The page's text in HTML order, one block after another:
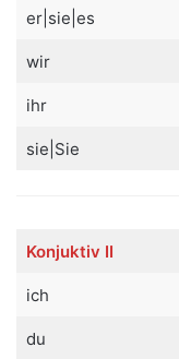
er|sie|es
wir
ihr
sie|Sie
Konjuktiv II
ich
du